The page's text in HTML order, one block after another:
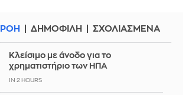
ΡΟΗ ΔΗΜΟΦΙΛΗ ΣΧΟΛΙΑΣΜΕΝΑ
Κλείσιμο με άνοδο για το
χρηματιστήριο των ΗΠΑ
IN 2 HOURS